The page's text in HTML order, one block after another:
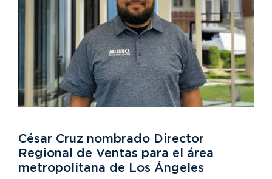
César Cruz nombrado Director
Regional de Ventas para el área
metropolitana de Los Ángeles